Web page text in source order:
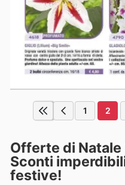
1 2
Offerte di
Sconti
festive!